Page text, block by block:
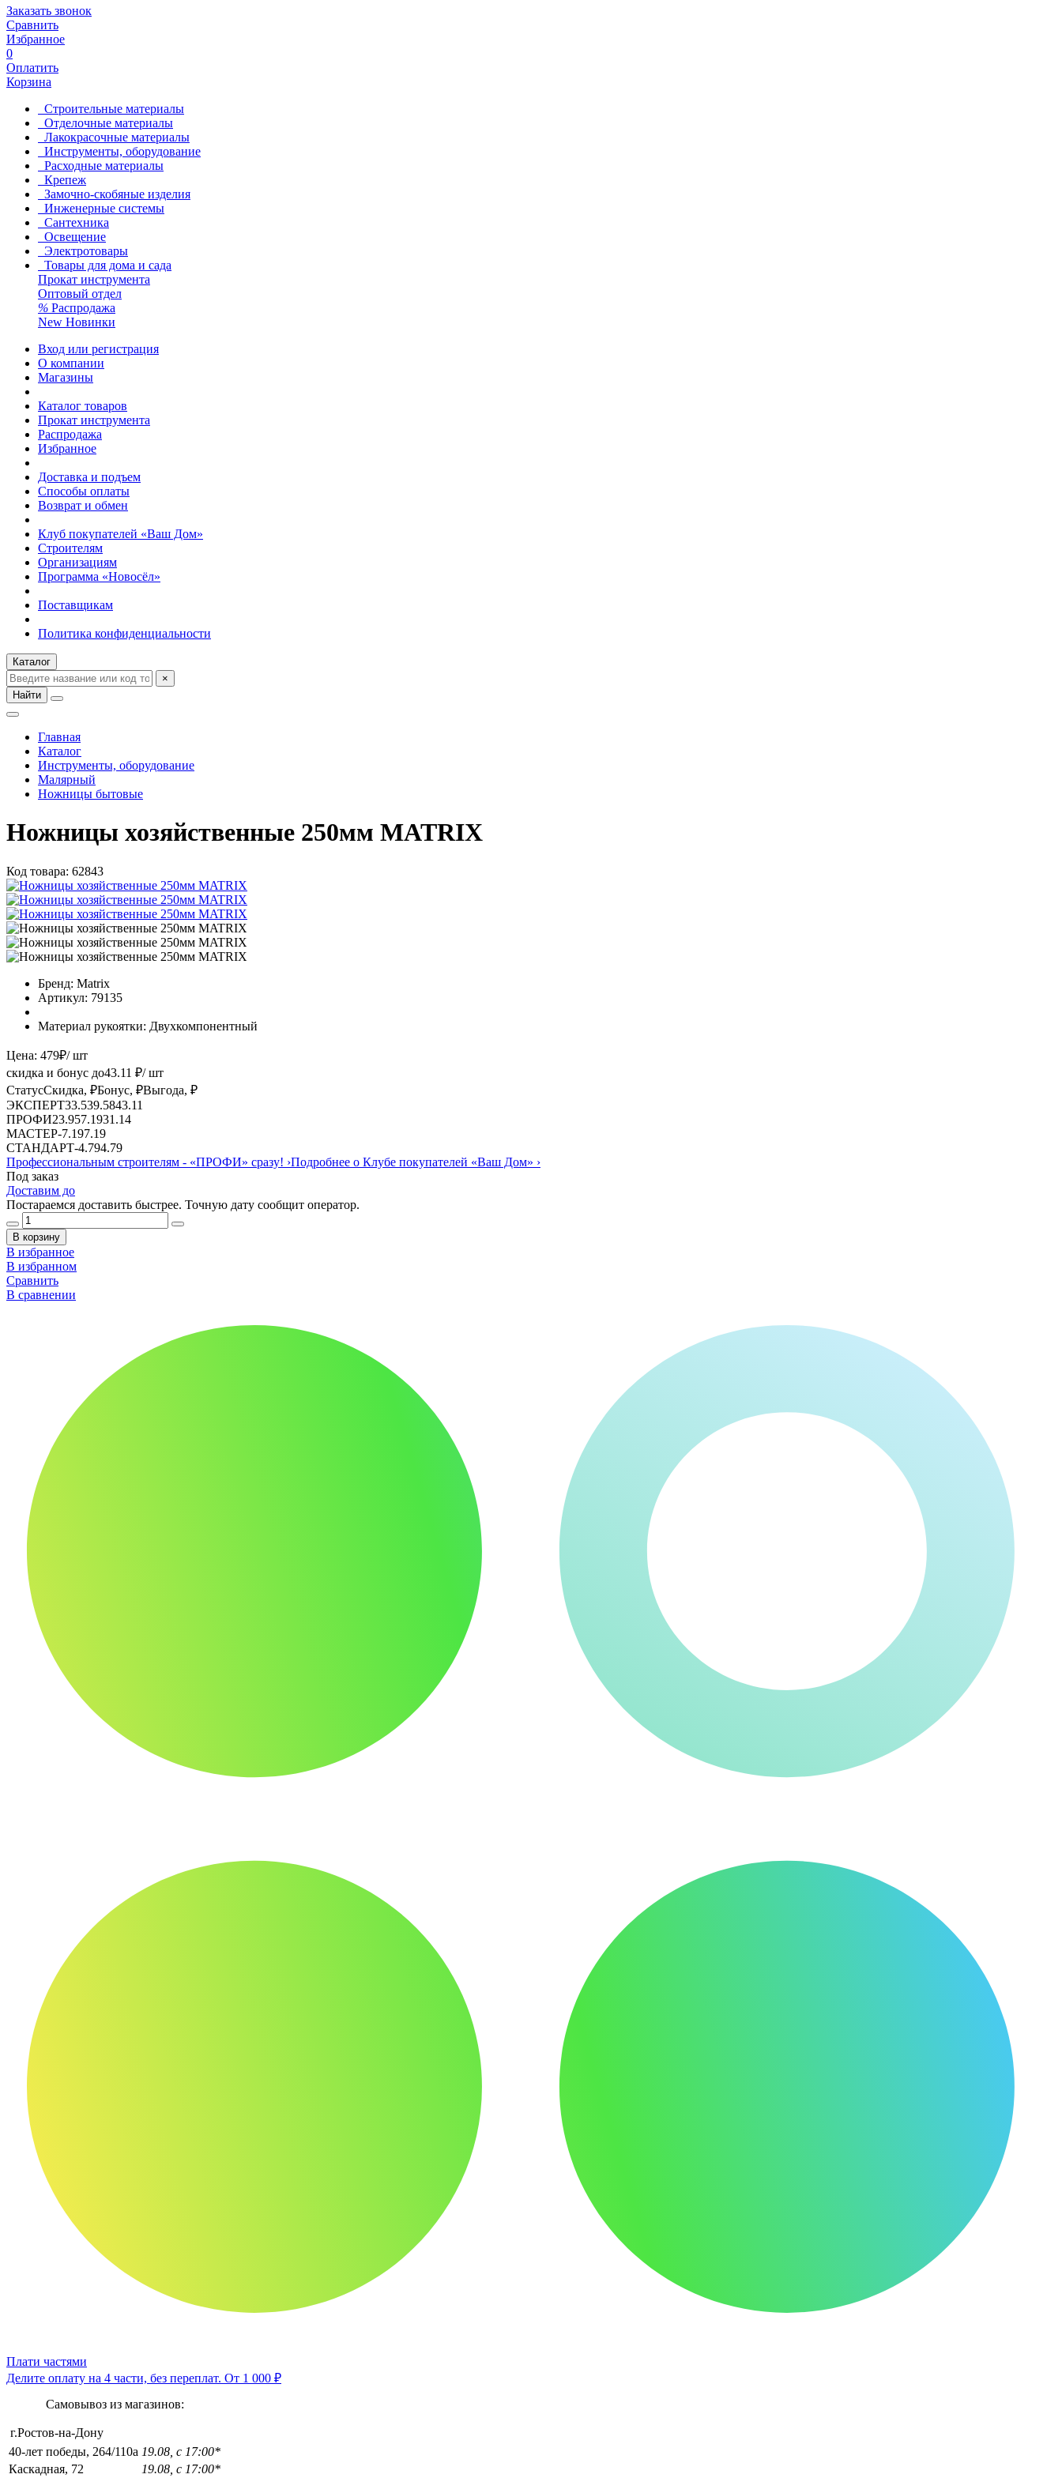
Заказать звонок
Сравнить
Избранное
0
Оплатить
Корзина
Строительные материалы
Отделочные материалы
Лакокрасочные материалы
Инструменты, оборудование
Расходные материалы
Крепеж
Замочно-скобяные изделия
Инженерные системы
Сантехника
Освещение
Электротовары
Товары для дома и сада
Прокат инструмента
Оптовый отдел
% Распродажа
New Новинки
Вход или регистрация
О компании
Магазины
Каталог товаров
Прокат инструмента
Распродажа
Избранное
Доставка и подъем
Способы оплаты
Возврат и обмен
Клуб покупателей «Ваш Дом»
Строителям
Организациям
Программа «Новосёл»
Поставщикам
Политика конфиденциальности
Каталог
×
Найти
Главная
Каталог
Инструменты, оборудование
Малярный
Ножницы бытовые
Ножницы хозяйственные 250мм MATRIX
Код товара: 62843
Бренд: Matrix
Артикул: 79135
Материал рукоятки: Двухкомпонентный
Цена: 479₽/ шт
скидка и бонус до43.11 ₽/ шт
СтатусСкидка, ₽Бонус, ₽Выгода, ₽
ЭКСПЕРТ33.539.5843.11
ПРОФИ23.957.1931.14
МАСТЕР-7.197.19
СТАНДАРТ-4.794.79
Профессиональным строителям - «ПРОФИ» сразу! ›Подробнее о Клубе покупателей «Ваш Дом» ›
Под заказ
Доставим до
Постараемся доставить быстрее. Точную дату сообщит оператор.
В корзину
В избранное
В избранном
Сравнить
В сравнении
Плати частями
Делите оплату на 4 части, без переплат. От 1 000 ₽
Самовывоз из магазинов:
г.Ростов-на-Дону
40-лет победы, 264/110а 19.08, с 17:00*
Каскадная, 72
19.08, с 17:00*